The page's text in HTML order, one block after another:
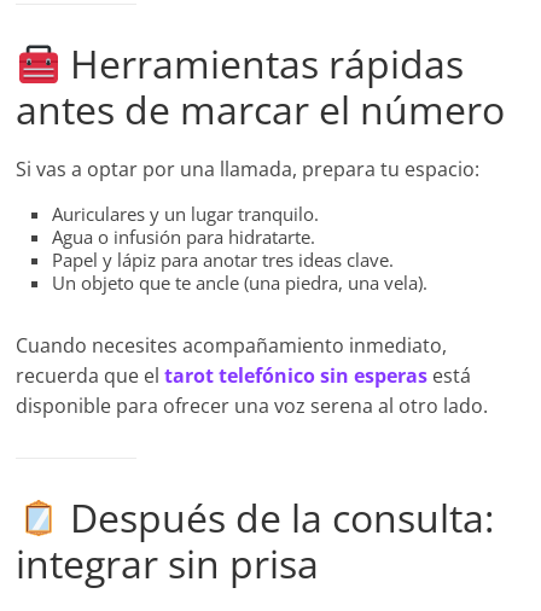
Herramientas rápidas
antes de marcar el número
Si vas a optar por una llamada, prepara tu espacio:
Auriculares y un lugar tranquilo.
Agua o infusión para hidratarte.
Papel y lápiz para anotar tres ideas clave.
Un objeto que te ancle (una piedra, una vela).
Cuando necesites acompañamiento inmediato,
recuerda que eltarot telefónico sin esperas está
disponible para ofrecer una voz serena al otro lado.
Después de la consulta:
integrar sin prisa